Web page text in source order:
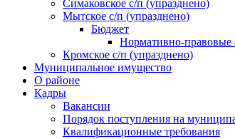
Симаковское с/п (упразднено)
Мытское с/п (упразднено)
Бюджет
Нормативно-правовые
Кромское с/п (упразднено)
Муниципальное имущество
О районе
Кадры
Вакансии
Порядок поступления на
Квалификационные требования